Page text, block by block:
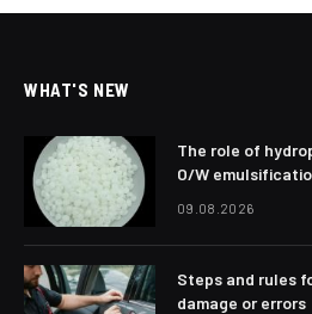
WHAT'S NEW
The role of
O/W
09.08.2026
Steps and rules
damage or errors